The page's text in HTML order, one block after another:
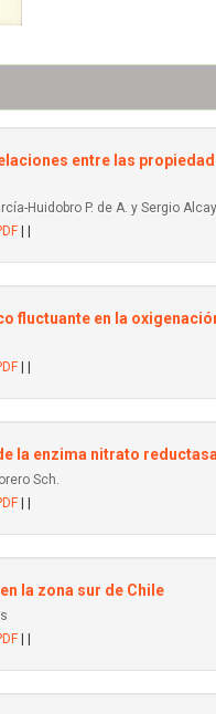
entre las
Huidobro P. de A. y Sergio
fluctuante en la
la enzima nitrato
Sch.
la zona sur de Chile